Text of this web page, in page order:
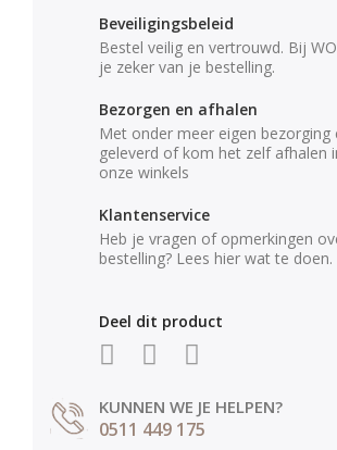
Beveiligingsbeleid
Bestel veilig en vertrouwd. Bij
je zeker van je bestelling.
Bezorgen en afhalen
Met onder meer eigen bezorging
geleverd of kom het zelf afhalen
onze winkels
Klantenservice
Heb je vragen of opmerkingen
bestelling? Lees hier wat te doen.
Deel dit product
KUNNEN WE JE HELPEN?
0511 449 175